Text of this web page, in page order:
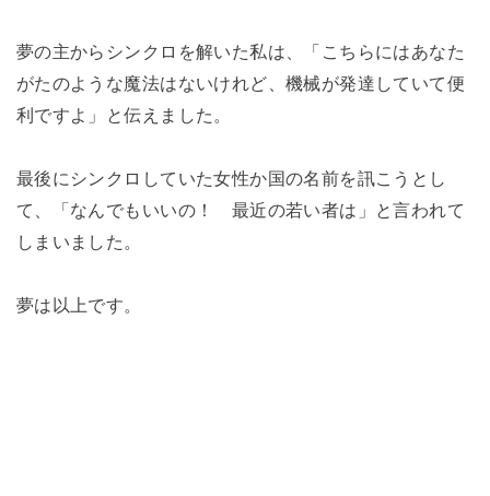
夢の主からシンクロを解いた私は、「こちらにはあなた
がたのような魔法はないけれど、機械が発達していて便
利ですよ」と伝えました。
最後にシンクロしていた女性か国の名前を訊こうとし
て、「なんでもいいの！ 最近の若い者は」と言われて
しまいました。
夢は以上です。